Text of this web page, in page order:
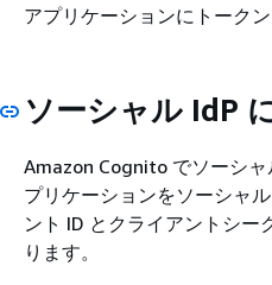
アプリケーションにトークン
ソーシャル IdP
Amazon Cognito でソーシ
プリケーションをソーシャ
ント ID とクライアントシー
ります。